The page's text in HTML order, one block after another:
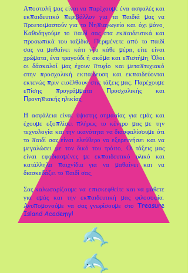
Αποστολή μας είναι να παρέχουμε ένα ασφαλές και
εκπαιδευτικό περιβάλλον για τα παιδιά μας να
προετοιμαστούν για το Νηπιαγωγείο και όχι μόνο.
Καθοδηγούμε το παιδί σας στα εκπαιδευτικά και
προσωπικά του ταξίδια. Περιμένετε από το παιδί
σας να μαθαίνει κάτι νέο κάθε μέρα, είτε είναι
χρώματα, ένα τραγούδι ή ακόμα και επιστήμη. Όλοι
οι δάσκαλοί μας έχουν πτυχίο και μεταπτυχιακό
στην προσχολική εκπαίδευση και εκπαιδεύονται
εκτενώς πριν εισέλθουν στις τάξεις μας. Παρέχουμε
επίσης προγράμματα Προσχολικής και
Προνηπιακής ηλικίας.
Η ασφάλεια είναι ύψιστης σημασίας για εμάς και
έχουμε εξοπλίσει πλήρως το κέντρο μας με την
τεχνολογία και την ικανότητα να διασφαλίσουμε ότι
το παιδί σας είναι ελεύθερο να εξερευνήσει και να
μεγαλώσει με τον δικό του τρόπο. Οι τάξεις μας
είναι εφοδιασμένες με εκπαιδευτικό υλικό και
κατάλληλα παιχνίδια για να μαθαίνει και να
διασκεδάζει το παιδί σας.
Σας καλωσορίζουμε να επισκεφθείτε και να μάθετε
για εμάς και την εκπαιδευτική μας φιλοσοφία.
Ανυπομονούμε να σας γνωρίσουμε στο Treasure
Island Academy!